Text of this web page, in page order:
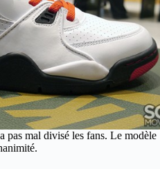
a pas mal divisé les fans. Le modèle